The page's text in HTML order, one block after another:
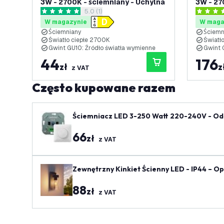
3W - 2700K - ściemniany - Uchylna
otwórz panel recenzji
5 Gwiazdki oceny5.0 (1)
W magazynie
Ściemniany
Światło ciepłe 2700K
Gwint GU10: Źródło światła wymienne
44zł z VAT
3W -
-
4
W
Gwint
176
Często kupowane razem
Ściemniacz LED 3-250 Watt 220-240V -
66zł z VAT
Zewnętrzny Kinkiet Ścienny LED - IP44 –
88zł z VAT